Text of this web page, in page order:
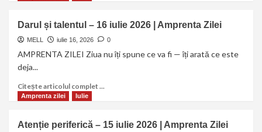
Darul și talentul – 16 iulie 2026 | Amprenta Zilei
MELL iulie 16, 2026 0
AMPRENTA ZILEI Ziua nu îți spune ce va fi — îți arată ce este
deja...
Citește articolul complet ...
Amprenta zilei Iulie
Atenție periferică – 15 iulie 2026 | Amprenta Zilei